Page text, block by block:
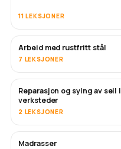
11 LEKSJONER
SNART
Arbeid med rustfritt stål
7 LEKSJONER
SNART
Reparasjon og sying av seil i
verksteder
2 LEKSJONER
Madrasser